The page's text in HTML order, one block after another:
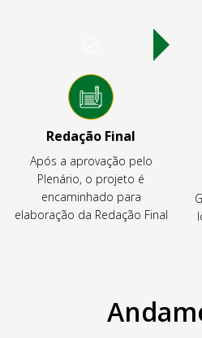
Redação Final
Após a aprovação pelo
Plenário, o projeto é
encaminhado para
elaboração da Redação Final